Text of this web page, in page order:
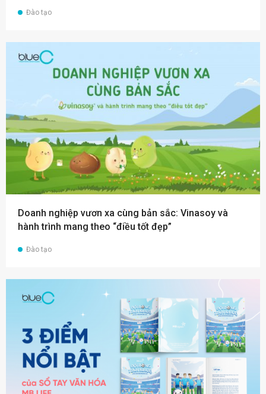
Đào tạo
Doanh nghiệp vươn xa cùng bản sắc: Vinasoy và
hành trình mang theo “điều tốt đẹp”
Đào tạo